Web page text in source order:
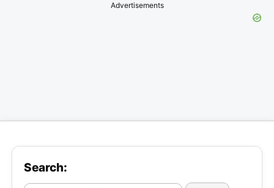
Advertisements
Search: